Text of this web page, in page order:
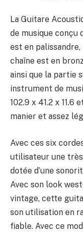
La Guitare
de musique conçu
est en
chaîne est en
ainsi que la partie
instrument de
102.9 x 41.2 x 11.6
manier et assez
Avec ces six
utilisateur une
dotée d’une
Avec son look
vintage, cette
son utilisation en
fiable. Avec ce